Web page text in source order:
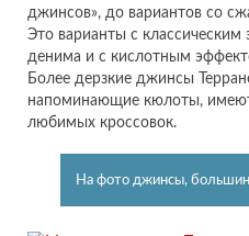
джинсов», до вариантов со
Это варианты с
денима и с кислотным
Более дерзкие джинсы
напоминающие кюлоты,
любимых кроссовок.
На фото джинсы,